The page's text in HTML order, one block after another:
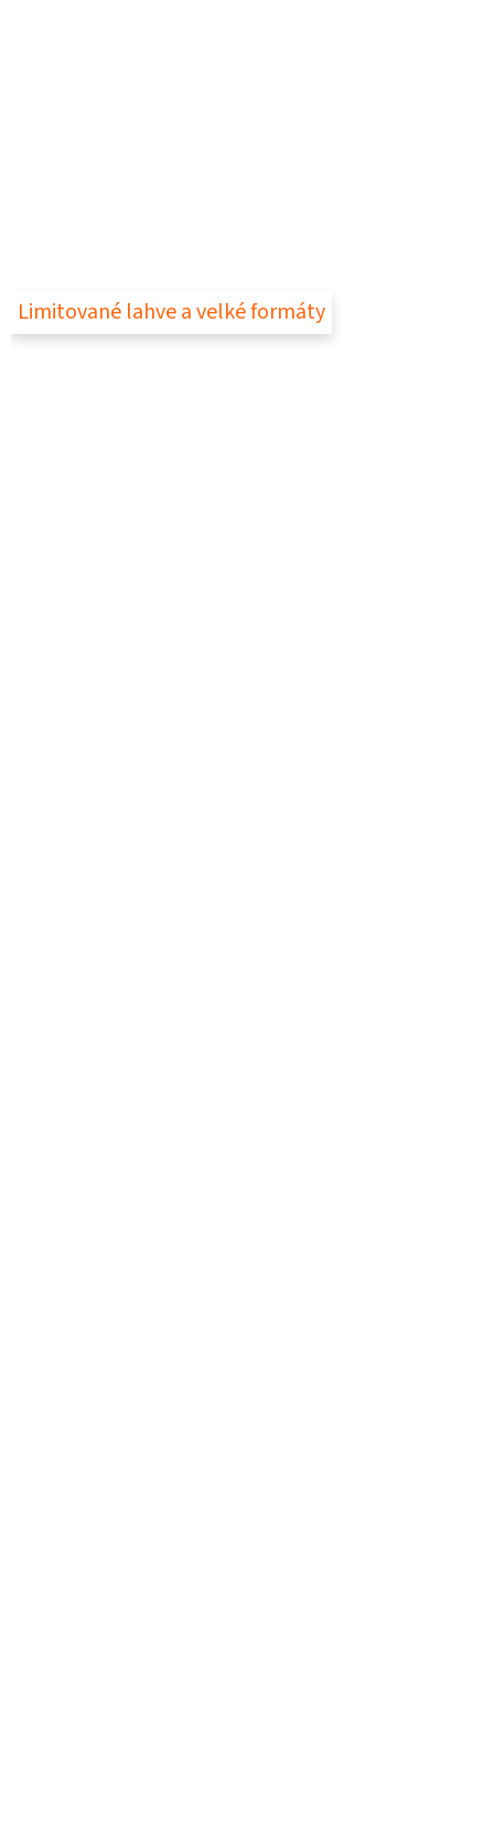
Limitované lahve a velké formáty